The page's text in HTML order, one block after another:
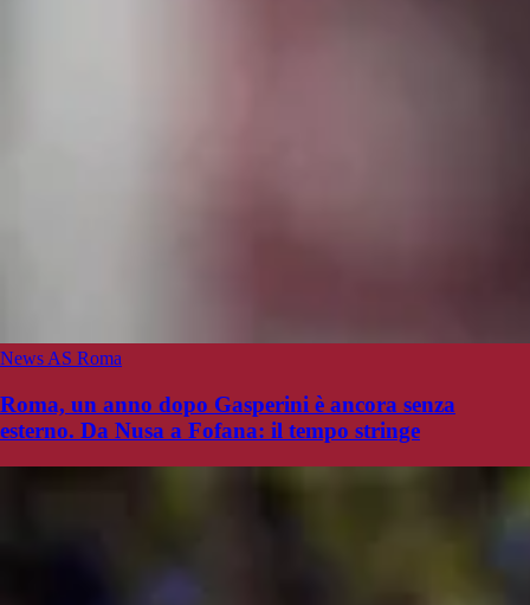
News AS Roma
Roma, un anno dopo Gasperini è ancora senza
esterno. Da Nusa a Fofana: il tempo stringe